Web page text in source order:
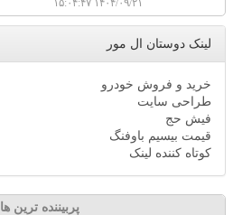
۱۴۰۴/۰۹/۲۱ ۱۵:۰۴:۴۷
لینک دوستان ال مور
خرید و فروش خودرو
طراحی سایت
فیش حج
قیمت بیسیم باوفنگ
کوتاه کننده لینک
پربیننده ترین ها